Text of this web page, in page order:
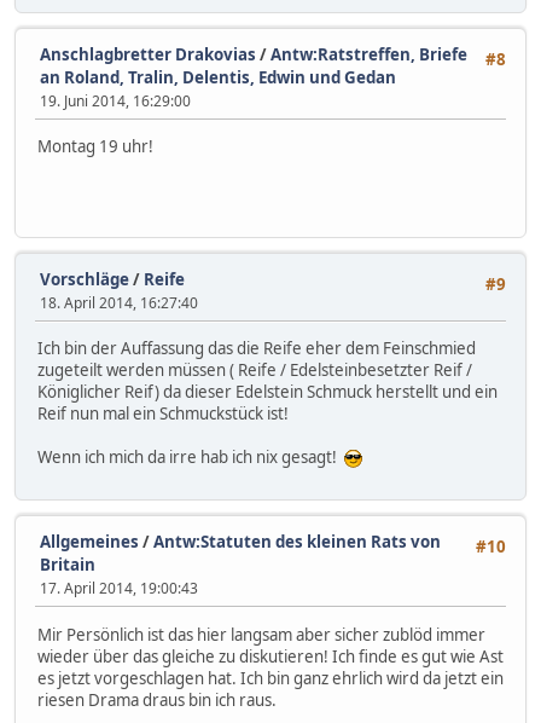
#8
Anschlagbretter Drakovias /Antw:Ratstreffen, Briefe
an Roland, Tralin, Delentis, Edwin und Gedan
19. Juni 2014, 16:29:00
Montag 19 uhr!
#9
Vorschläge/ Reife
18. April 2014, 16:27:40
Ich bin der Auffassung das die Reife eher dem Feinschmied
zugeteilt werden müssen ( Reife / Edelsteinbesetzter Reif /
Königlicher Reif) da dieser Edelstein Schmuck herstellt und ein
Reif nun mal ein Schmuckstück ist!
Wenn ich mich da irre hab ich nix gesagt!
#10
Allgemeines /Antw:Statuten des kleinen Rats von
Britain
17. April 2014, 19:00:43
Mir Persönlich ist das hier langsam aber sicher zublöd immer
wieder über das gleiche zu diskutieren! Ich finde es gut wie Ast
es jetzt vorgeschlagen hat. Ich bin ganz ehrlich wird da jetzt ein
riesen Drama draus bin ich raus.